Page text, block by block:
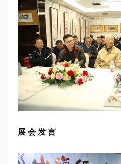
展 会 发 言